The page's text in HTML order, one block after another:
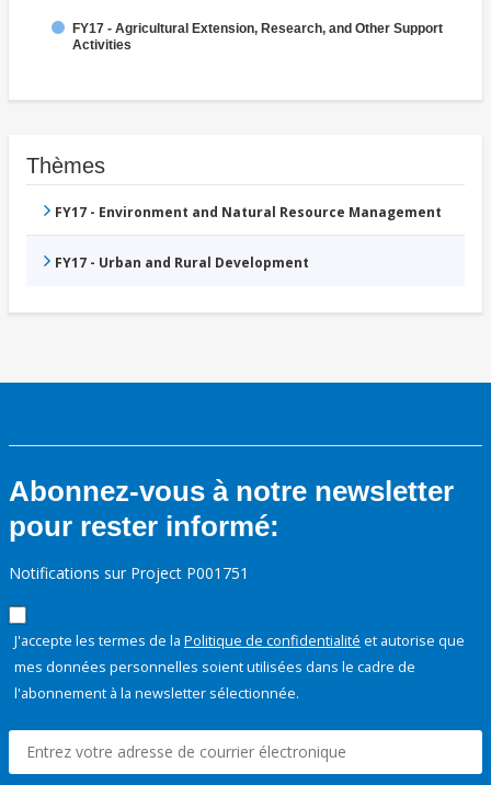
FY17 - Agricultural Extension, Research, and Other Support
Activities
Thèmes
FY17 - Environment and Natural Resource Management
FY17 - Urban and Rural Development
Abonnez-vous à notre newsletter
pour rester informé:
Notifications sur Project P001751
J'accepte les termes de la Politique de confidentialité et autorise que
mes données personnelles soient utilisées dans le cadre de
l'abonnement à la newsletter sélectionnée.